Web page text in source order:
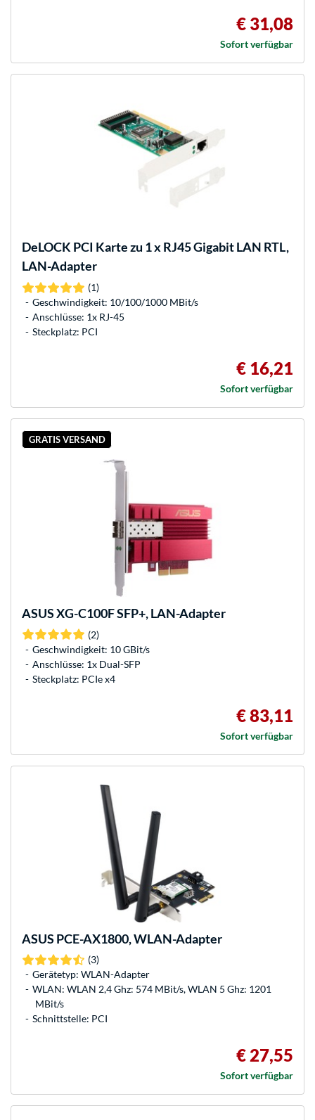
€ 31,08
Sofort verfügbar
DeLOCK PCI Karte zu 1 x RJ45 Gigabit LAN RTL,
LAN-Adapter
(1)
Geschwindigkeit: 10/100/1000 MBit/s
Anschlüsse: 1x RJ-45
Steckplatz: PCI
€ 16,21
Sofort verfügbar
GRATIS VERSAND
ASUSXG-C100F SFP+, LAN-Adapter
(2)
Geschwindigkeit: 10 GBit/s
Anschlüsse: 1x Dual-SFP
Steckplatz: PCIe x4
€ 83,11
Sofort verfügbar
ASUS PCE-AX1800, WLAN-Adapter
(3)
Gerätetyp: WLAN-Adapter
WLAN: WLAN 2,4 Ghz: 574 MBit/s, WLAN 5 Ghz: 1201
MBit/s
Schnittstelle: PCI
€ 27,55
Sofort verfügbar